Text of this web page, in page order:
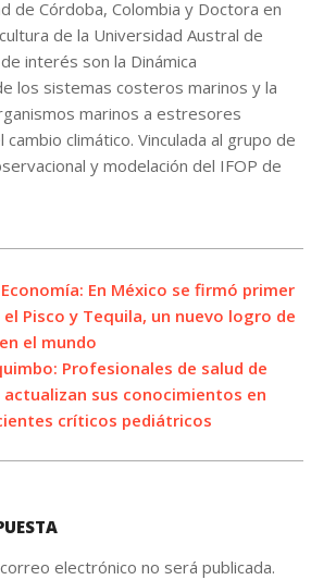
de Córdoba, Colombia y Doctora en
de la Universidad Austral de
interés son la Dinámica
los sistemas costeros marinos y la
marinos a estresores
cambio climático. Vinculada al grupo de
y modelación del IFOP de
Economía: En México se firmó primer
Pisco y Tequila, un nuevo logro de
el mundo
Profesionales de salud de
sus conocimientos en
críticos pediátricos
electrónico no será publicada.